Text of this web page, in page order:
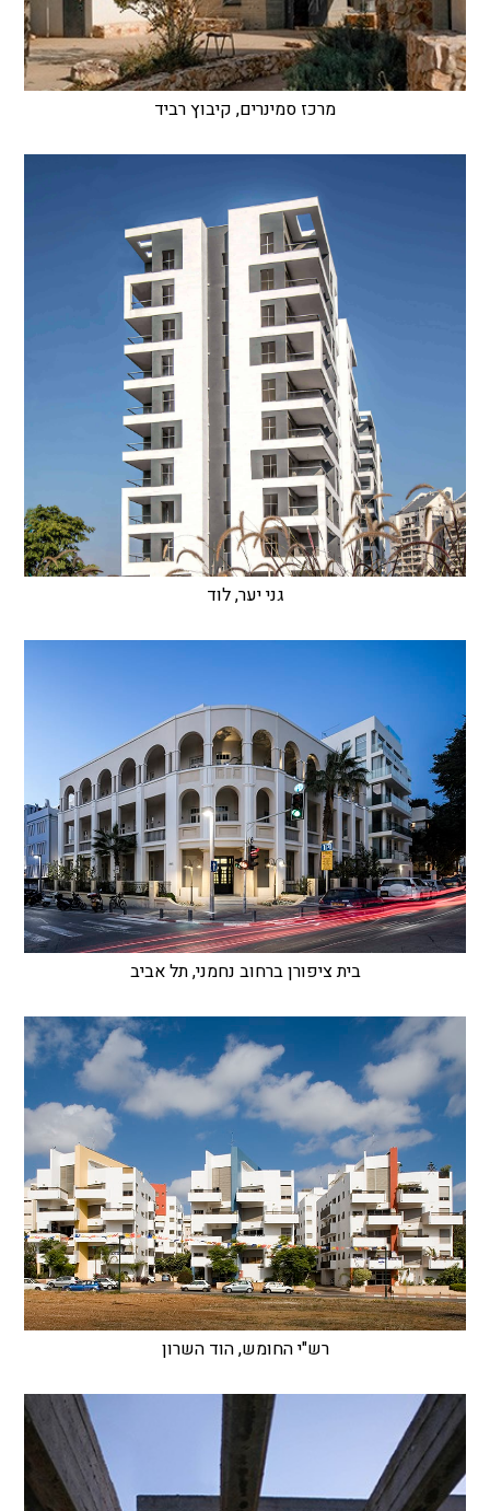
מרכז סמינרים, קיבוץ רביד
גני יער, לוד
בית ציפורן ברחוב נחמני, תל אביב
רש"י החומש, הוד השרון